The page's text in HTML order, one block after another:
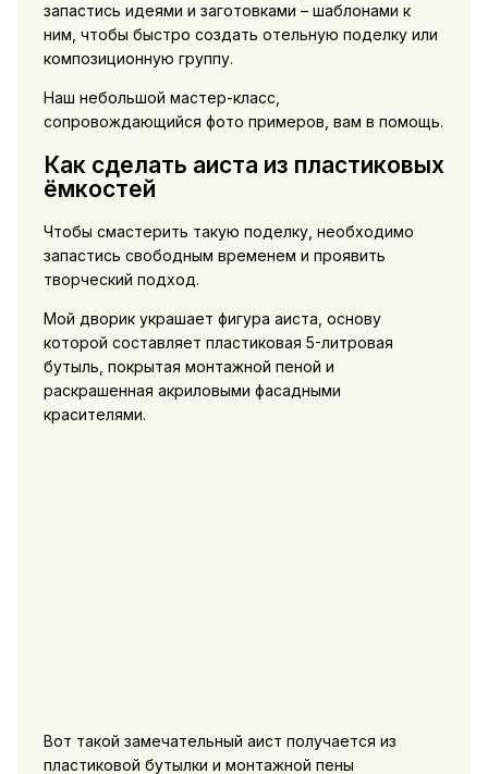
запастись идеями и заготовками – шаблонами к
ним, чтобы быстро создать отельную поделку или
композиционную группу.
Наш небольшой мастер-класс,
сопровождающийся фото примеров, вам в помощь.
Как сделать аиста из пластиковых
ёмкостей
Чтобы смастерить такую поделку, необходимо
запастись свободным временем и проявить
творческий подход.
Мой дворик украшает фигура аиста, основу
которой составляет пластиковая 5-литровая
бутыль, покрытая монтажной пеной и
раскрашенная акриловыми фасадными
красителями.
Вот такой замечательный аист получается из
пластиковой бутылки и монтажной пены